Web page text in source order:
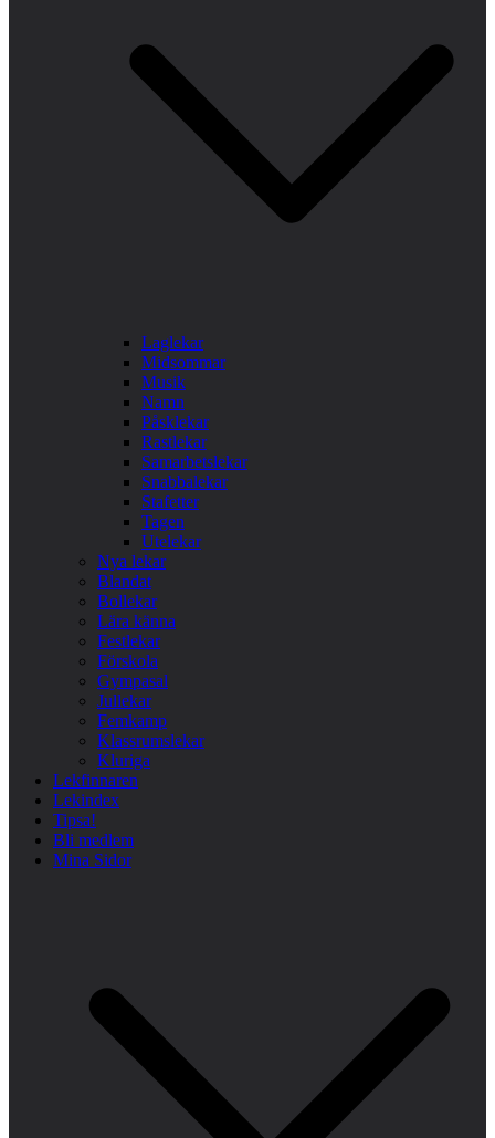
Laglekar
Midsommar
Musik
Namn
Påsklekar
Rastlekar
Samarbetslekar
Snabbalekar
Stafetter
Tagen
Utelekar
Nya lekar
Blandat
Bollekar
Lära känna
Festlekar
Förskola
Gympasal
Jullekar
Femkamp
Klassrumslekar
Kluriga
Lekfinnaren
Lekindex
Tipsa!
Bli medlem
Mina Sidor